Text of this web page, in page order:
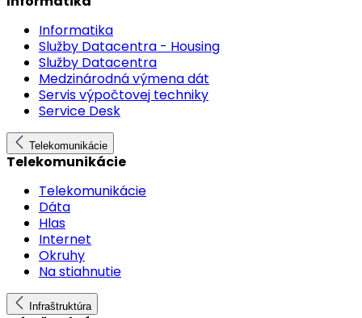
Informatika
Služby Datacentra - Housing
Služby Datacentra
Medzinárodná výmena dát
Servis výpočtovej techniky
Service Desk
Telekomunikácie
Telekomunikácie
Telekomunikácie
Dáta
Hlas
Internet
Okruhy
Na stiahnutie
Infraštruktúra